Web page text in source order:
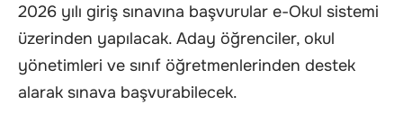
2026 yılı giriş sınavına başvurular e-Okul sistemi
üzerinden yapılacak. Aday öğrenciler, okul
yönetimleri ve sınıf öğretmenlerinden destek
alarak sınava başvurabilecek.